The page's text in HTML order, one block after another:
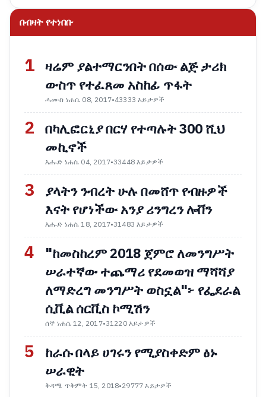
በብዛት የተነበቡ
1 ዛሬም ያልተማርንበት በሰው ልጅ ታሪክ
ውስጥ የተፈጸመ አስከፊ ጥፋት
ሓሙስ ነሐሴ 08, 2017•43333 እይታዎች
2 በካሊፎርኒያ በርሃ የተጣሉት 300 ሺህ
መኪኖች
እሑድ ነሐሴ 04, 2017•33448 እይታዎች
3
ያላትን ንብረት ሁሉ በመሸጥ የብዙዎች
እናት የሆነችው አንያ ሪንግረን ሎቨን
እሑድ ነሐሴ 18, 2017•31483 እይታዎች
4
"ከመስከረም 2018 ጀምሮ ለመንግሥት
ሠራተኛው ተጨማሪ የደመወዝ ማሻሻያ
ለማድረግ መንግሥት ወስኗል"፦ የፌደራል
ሲቪል ሰርቪስ ኮሚሽን
ሰኞ ነሐሴ 12, 2017•31220 እይታዎች
5
ከራሱ በላይ ሀገሩን የሚያስቀድም ፅኑ
ሠራዊት
ቅዳሜ ጥቅምት 15, 2018•29777 እይታዎች